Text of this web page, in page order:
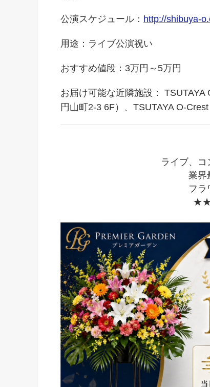
公演スケジュール： http://shibuya-
用途：ライブ公演祝い
おすすめ値段：3万円～5万円
お届け可能な近隣施設：
円山町2-3 6F）、TSUTAYA O-
ライブ、
業界
フラ
★★